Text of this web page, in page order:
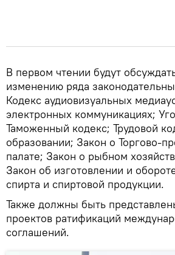
В первом чтении будут
изменению ряда
Кодекс аудиовизуальных
электронных коммуникациях;
Таможенный кодекс; Трудовой
образовании; Закон о Торгово-
палате; Закон о рыбном
Закон об изготовлении и
спирта и спиртовой продукции.
Также должны быть
проектов ратификаций
соглашений.